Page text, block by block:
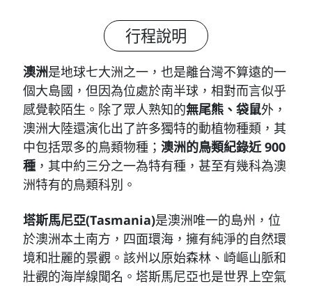
行程說明
澳洲是地球七大洲之一，也是離台灣不算遠的一
個大島國，但因為位處於南半球，相對而言似乎
感覺較陌生。除了眾人熟知的無尾熊、袋鼠外，
澳洲大陸還演化出了許多獨特的動植物種類，其
中包括眾多的鳥類物種； 澳洲的鳥類紀錄近 900
種，其中約三分之一為特有種，甚至有幾科為澳
洲特有的鳥類科別。
塔斯馬尼亞(Tasmania)是澳洲唯一的島州，位
於澳洲本土南方，四面環海，擁有純淨的自然環
境和壯麗的景觀。該州以原始森林、崎嶇山脈和
壯觀的海岸線聞名。塔斯馬尼亞也是世界上空氣